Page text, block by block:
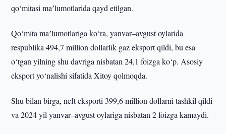
qo‘mitasi maʼlumotlarida qayd etilgan.
Qo‘mita maʼlumotlariga ko‘ra, yanvar–avgust oylarida
respublika 494,7 million dollarlik gaz eksport qildi, bu esa
o‘tgan yilning shu davriga nisbatan 24,1 foizga ko‘p. Asosiy
eksport yo‘nalishi sifatida Xitoy qolmoqda.
Shu bilan birga, neft eksporti 399,6 million dollarni tashkil qildi
va 2024 yil yanvar–avgust oylariga nisbatan 2 foizga kamaydi.